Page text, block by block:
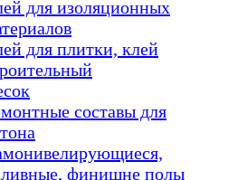
для изоляционных
для плитки, клей
составы для
финишне полы